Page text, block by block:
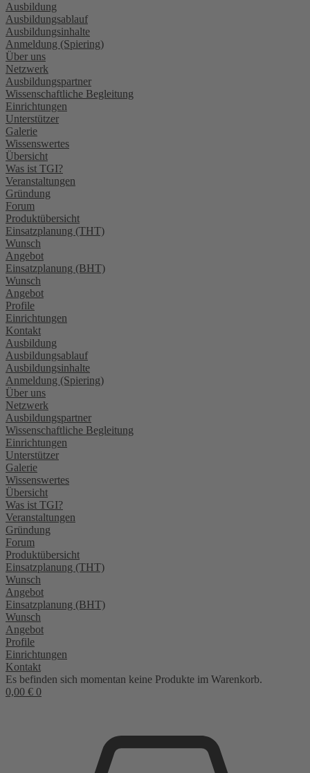
Ausbildung
Ausbildungsablauf
Ausbildungsinhalte
Anmeldung (Spiering)
Über uns
Netzwerk
Ausbildungspartner
Wissenschaftliche Begleitung
Einrichtungen
Unterstützer
Galerie
Wissenswertes
Übersicht
Was ist TGI?
Veranstaltungen
Gründung
Forum
Produktübersicht
Einsatzplanung (THT)
Wunsch
Angebot
Einsatzplanung (BHT)
Wunsch
Angebot
Profile
Einrichtungen
Kontakt
Ausbildung
Ausbildungsablauf
Ausbildungsinhalte
Anmeldung (Spiering)
Über uns
Netzwerk
Ausbildungspartner
Wissenschaftliche Begleitung
Einrichtungen
Unterstützer
Galerie
Wissenswertes
Übersicht
Was ist TGI?
Veranstaltungen
Gründung
Forum
Produktübersicht
Einsatzplanung (THT)
Wunsch
Angebot
Einsatzplanung (BHT)
Wunsch
Angebot
Profile
Einrichtungen
Kontakt
Es befinden sich momentan keine Produkte im Warenkorb.
0,00 € 0